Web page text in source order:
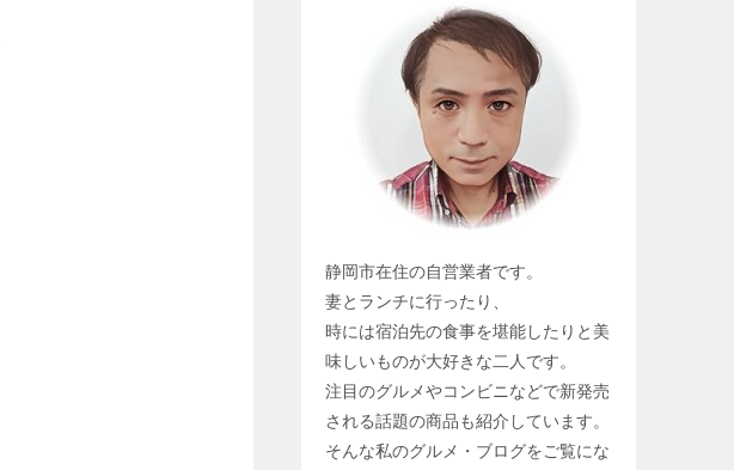
静岡市在住の自営業者です。
妻とランチに行ったり、
時には宿泊先の食事を堪能したりと美
味しいものが大好きな二人です。
注目のグルメやコンビニなどで新発売
される話題の商品も紹介しています。
そんな私のグルメ・ブログをご覧にな